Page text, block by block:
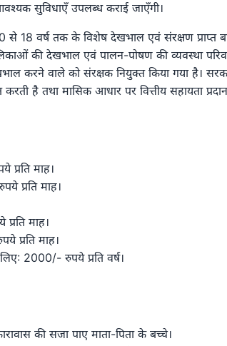
सुविधाएँ उपलब्ध कराई जाएँगी।
0 से 18 वर्ष तक के विशेष देखभाल एवं संरक्षण प्राप्त
की देखभाल एवं पालन-पोषण की व्यवस्था
करने वाले को संरक्षक नियुक्त किया गया है।
है तथा मासिक आधार पर वित्तीय सहायता
माह।
प्रति माह।
माह।
प्रति माह।
2000/- रुपये प्रति वर्ष।
की सजा पाए माता-पिता के बच्चे।